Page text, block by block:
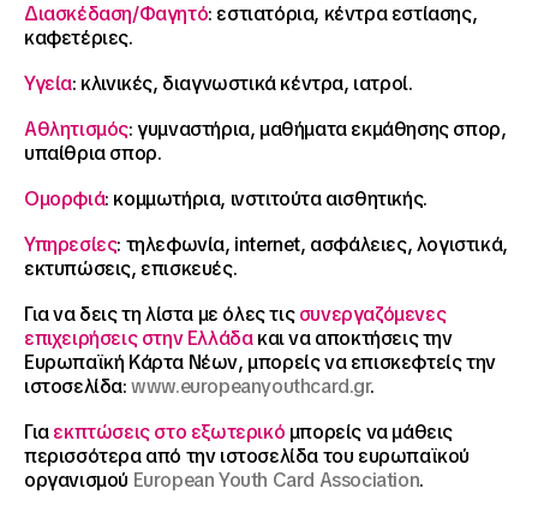
Διασκέδαση/Φαγητό: εστιατόρια, κέντρα εστίασης,
καφετέριες.
Υγεία: κλινικές, διαγνωστικά κέντρα, ιατροί.
Αθλητισμός: γυμναστήρια, μαθήματα εκμάθησης σπορ,
υπαίθρια σπορ.
Ομορφιά: κομμωτήρια, ινστιτούτα αισθητικής.
Υπηρεσίες: τηλεφωνία, internet, ασφάλειες, λογιστικά,
εκτυπώσεις, επισκευές.
Για να δεις τη λίστα με όλες τιςσυνεργαζόμενες
επιχειρήσεις στην Ελλάδακαι να αποκτήσεις την
Ευρωπαϊκή Κάρτα Νέων, μπορείς να επισκεφτείς την
ιστοσελίδα:www.europeanyouthcard.gr.
Γιαεκπτώσεις στο εξωτερικό μπορείς να μάθεις
περισσότερα από την ιστοσελίδα του ευρωπαϊκού
οργανισμού European Youth Card Association.